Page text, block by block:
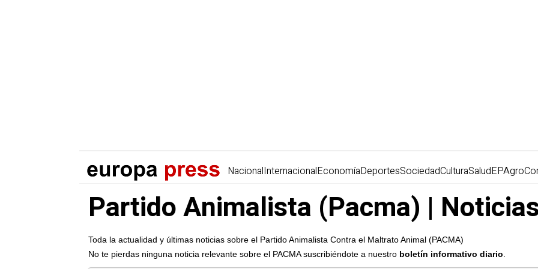
NacionalInternacionalEconomíaDeportesSociedadCulturaSaludEPAgro
Partido Animalista (Pacma) |
Toda la actualidad y últimas noticias sobre el Partido Animalista Contra el Maltrato Animal (PACMA)
No te pierdas ninguna noticia relevante sobre el PACMA suscribiéndote a nuestro boletín informativo diario